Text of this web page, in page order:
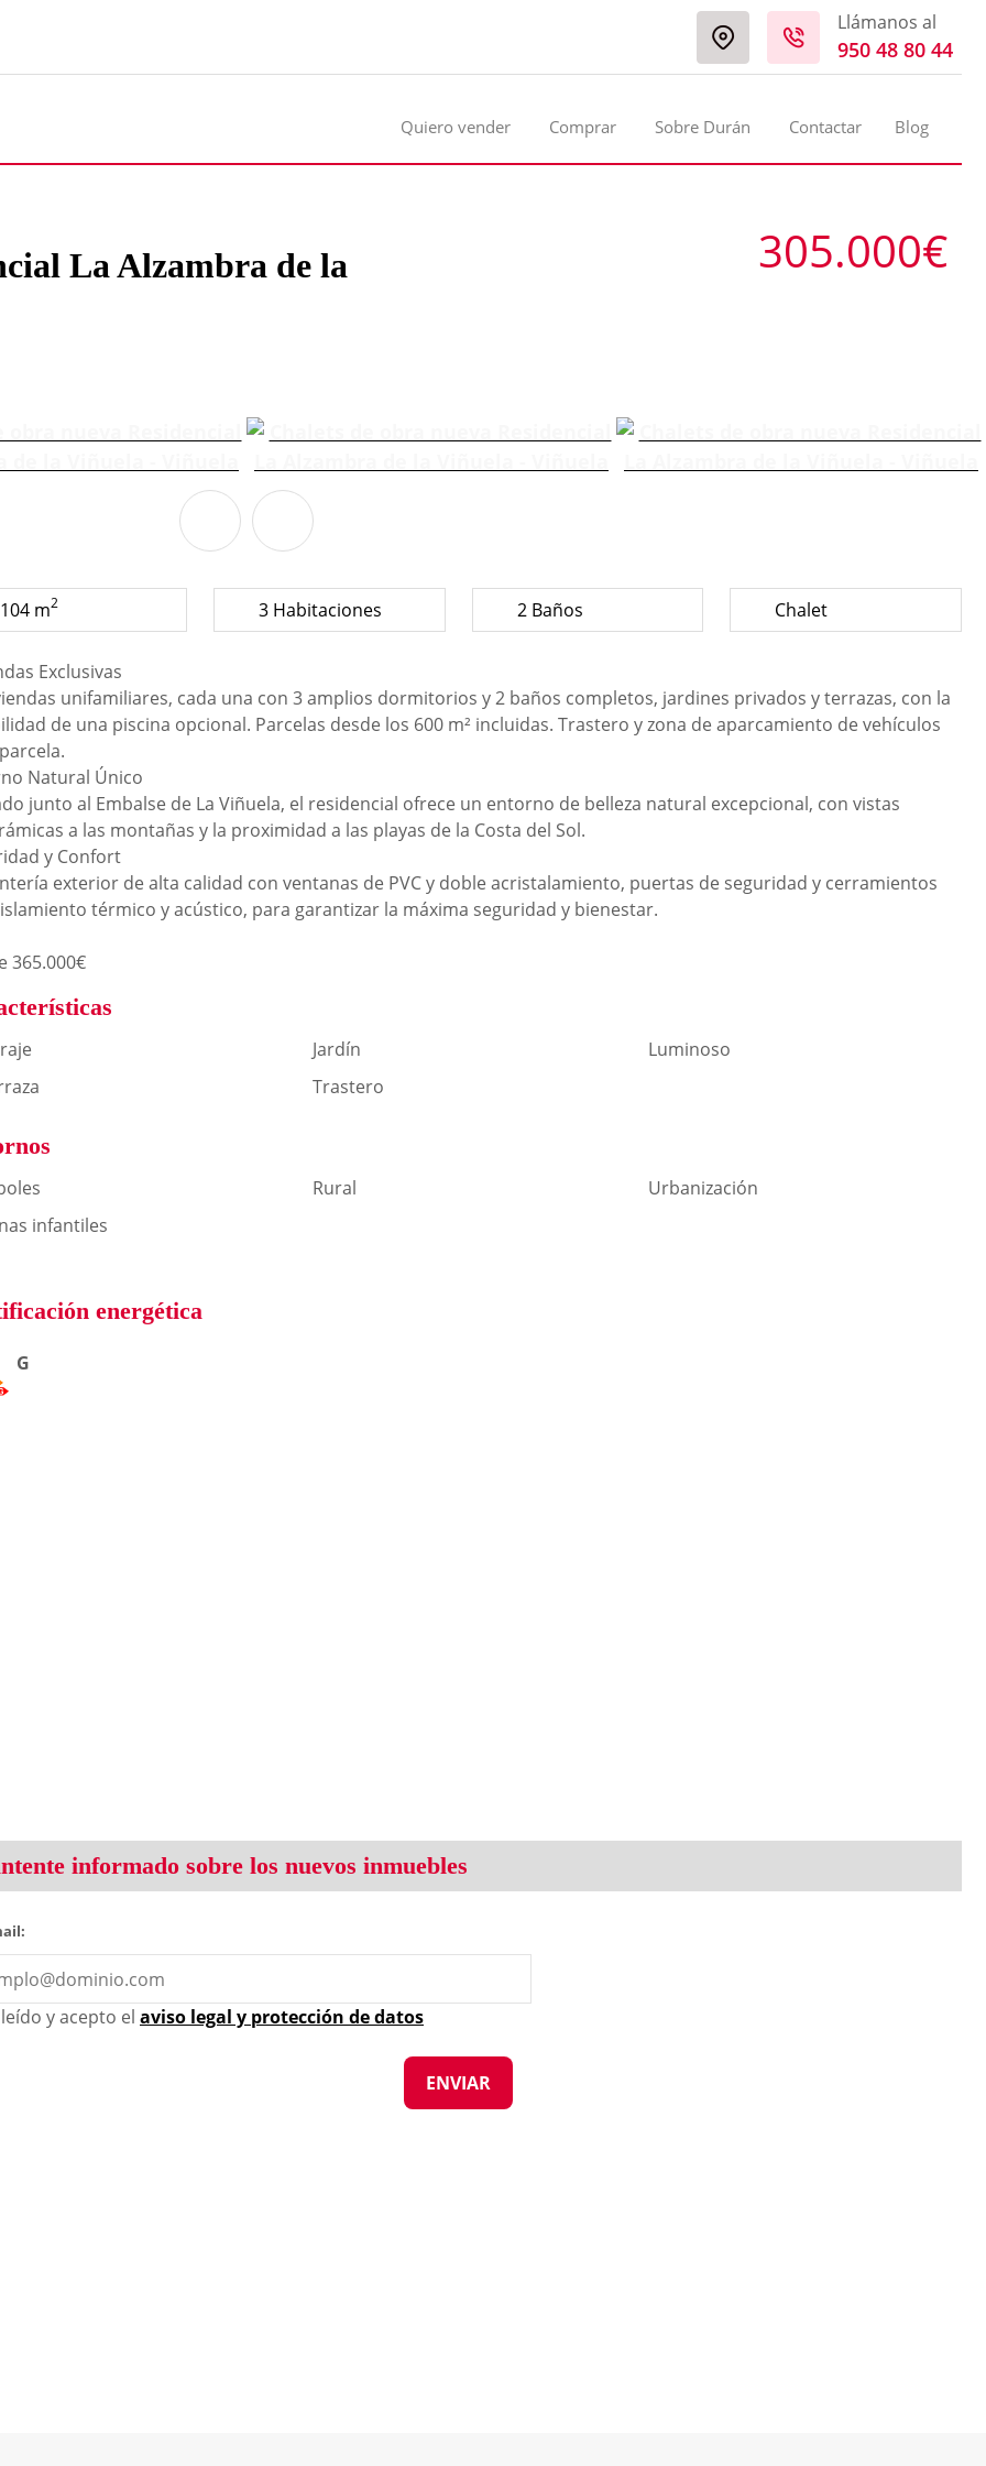
Llámanos al
950 48 80 44
Quiero vender Comprar Sobre Durán Contactar Blog
La Alzambra de la
305.000€
104 m2 3 Habitaciones 2 Baños Chalet
Exclusivas
unifamiliares, cada una con 3 amplios dormitorios y 2 baños completos, jardines privados y terrazas, con la
de una piscina opcional. Parcelas desde los 600 m² incluidas. Trastero y zona de aparcamiento de vehículos
Natural Único
junto al Embalse de La Viñuela, el residencial ofrece un entorno de belleza natural excepcional, con vistas
a las montañas y la proximidad a las playas de la Costa del Sol.
y Confort
exterior de alta calidad con ventanas de PVC y doble acristalamiento, puertas de seguridad y cerramientos
térmico y acústico, para garantizar la máxima seguridad y bienestar.
365.000€
Jardín
Luminoso
Trastero
Rural
Urbanización
infantiles
energética
G
informado sobre los nuevos inmuebles
y acepto el aviso legal y protección de datos